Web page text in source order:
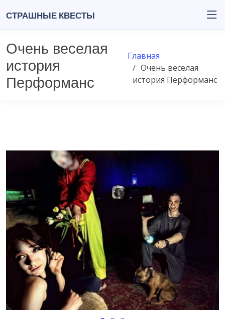
Страшные квесты
Очень веселая
история
Перформанс
Главная
Очень веселая
история Перформанс